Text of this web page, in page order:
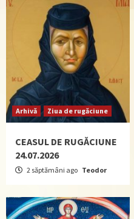
Arhivă Ziua de rugăciune
CEASUL DE RUGĂCIUNE
24.07.2026
2 săptămâni ago Teodor